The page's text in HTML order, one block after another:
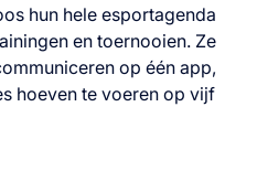
hun hele esportagenda
en toernooien. Ze
op één app,
hoeven te voeren op vijf